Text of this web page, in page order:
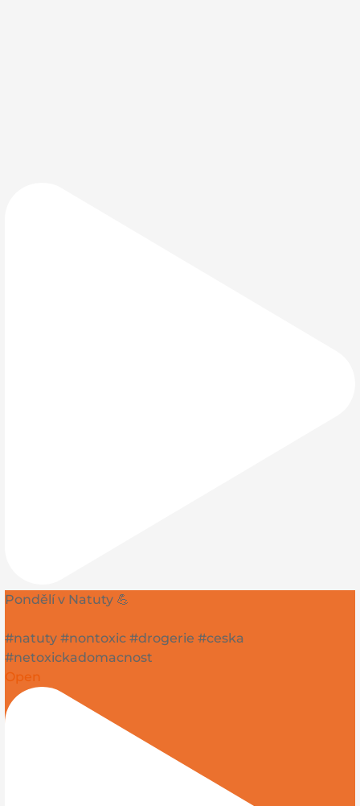
Pondělí v Natuty 💪
#natuty #nontoxic #drogerie #ceska
#netoxickadomacnost
Open